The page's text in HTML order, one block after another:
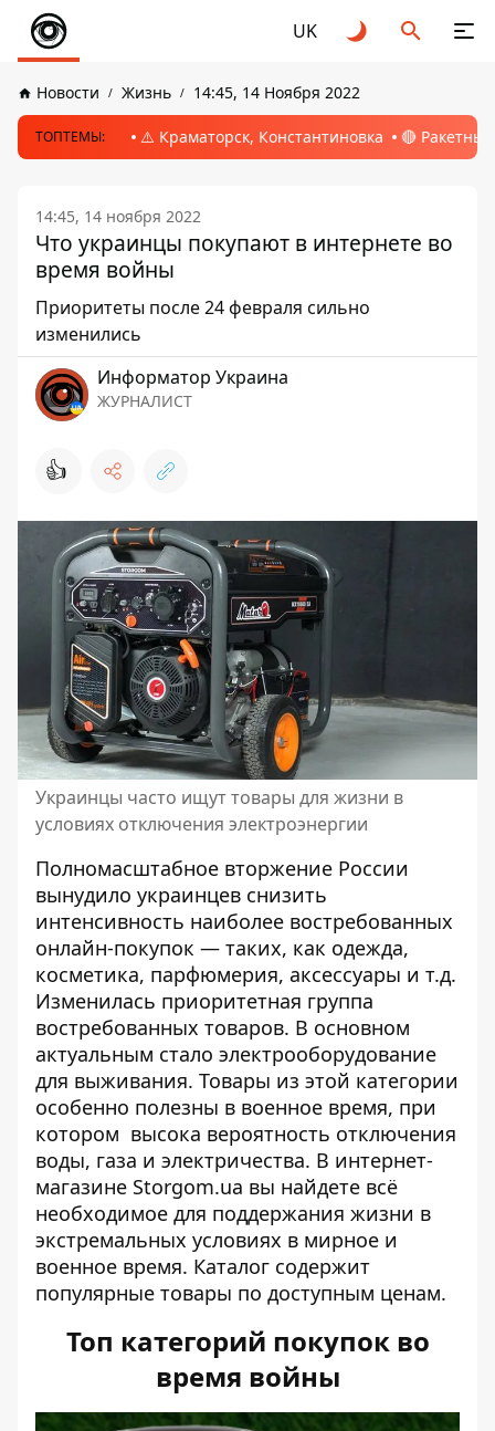
UK
Новости Жизнь 14:45, 14 Ноября 2022
ТОПТЕМЫ: ⚠️ Краматорск, Константиновка 🔴
14:45, 14 ноября 2022
Что украинцы покупают в интернете во
время войны
Приоритеты после 24 февраля сильно
изменились
Информатор Украина
ЖУРНАЛИСТ
👍
Украинцы часто ищут товары для жизни в
условиях отключения электроэнергии
Полномасштабное вторжение России
вынудило украинцев снизить
интенсивность наиболее востребованных
онлайн-покупок — таких, как одежда,
косметика, парфюмерия, аксессуары и т.д.
Изменилась приоритетная группа
востребованных товаров. В основном
актуальным стало электрооборудование
для выживания. Товары из этой категории
особенно полезны в военное время, при
котором высока вероятность отключения
воды, газа и электричества. В интернет-
магазине Storgom.ua вы найдете всё
необходимое для поддержания жизни в
экстремальных условиях в мирное и
военное время. Каталог содержит
популярные товары по доступным ценам.
Топ категорий покупок во
время войны